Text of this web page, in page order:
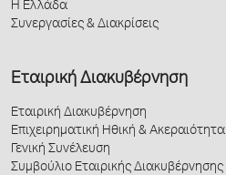
Η Ελλάδα
Συνεργασίες & Διακρίσεις
Εταιρική Διακυβέρνηση
Εταιρική Διακυβέρνηση
Επιχειρηματική Ηθική & Ακεραιότητα
Γενική Συνέλευση
Συμβούλιο Εταιρικής Διακυβέρνησης